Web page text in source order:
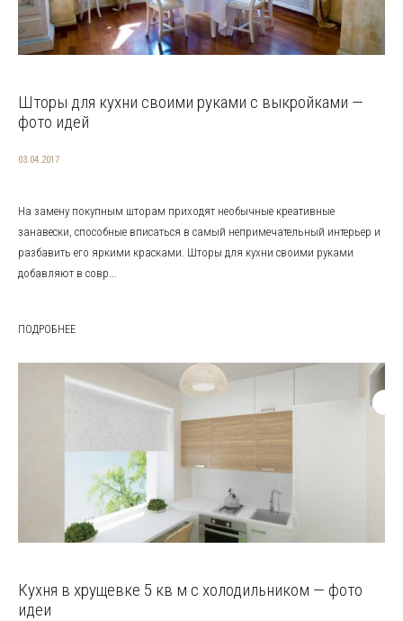
Шторы для кухни своими руками с выкройками —
фото идей
03.04.2017
На замену покупным шторам приходят необычные креативные
занавески, способные вписаться в самый непримечательный интерьер и
разбавить его яркими красками. Шторы для кухни своими руками
добавляют в совр...
ПОДРОБНЕЕ
Кухня в хрущевке 5 кв м с холодильником — фото
идеи